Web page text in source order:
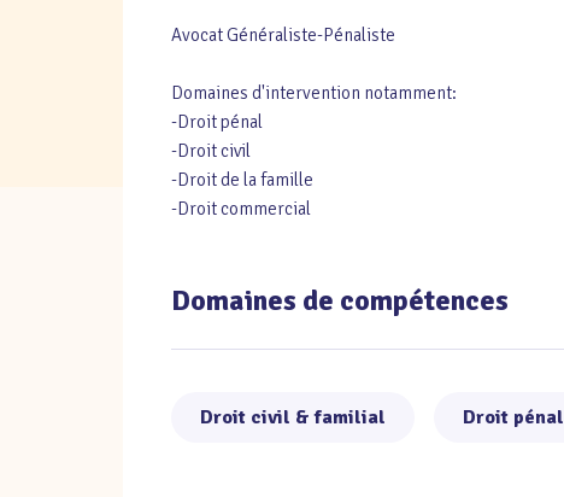
Avocat Généraliste-Pénaliste
Domaines d'intervention notamment:
-Droit pénal
-Droit civil
-Droit de la famille
-Droit commercial
Domaines de compétences
Droit civil & familial Droit pénal